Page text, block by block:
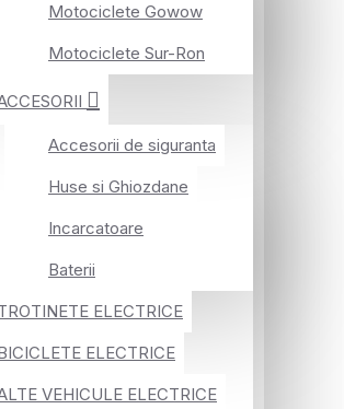
Motociclete Gowow
Motociclete Sur-Ron
Accesorii de siguranta
Huse si Ghiozdane
Incarcatoare
Baterii
ELECTRICE
ELECTRICE
VEHICULE ELECTRICE